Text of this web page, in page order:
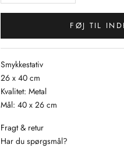
FØJ TIL
Smykkestativ
26 x 40 cm
Kvalitet: Metal
Mål: 40 x 26 cm
Fragt & retur
Har du spørgsmål?